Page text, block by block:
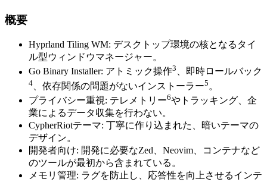
概要
Hyprland Tiling WM: デスクトップ環境の核となるタイ
ル型ウィンドウマネージャー。
Go Binary Installer: アトミック操作3 、即時ロールバック
4 、依存関係の問題がないインストーラー5 。
プライバシー重視: テレメトリー6やトラッキング、企
業によるデータ収集を行わない。
CypherRiotテーマ: 丁寧に作り込まれた、暗いテーマの
デザイン。
開発者向け: 開発に必要なZed、Neovim、コンテナなど
のツールが最初から含まれている。
メモリ管理: ラグを防止し、応答性を向上させるインテ